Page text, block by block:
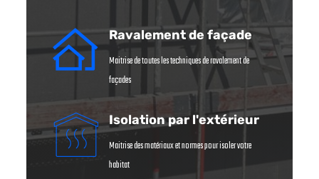
Ravalement de façade
Maitrise de toutes les techniques de ravalement de
façades
Isolation par l'extérieur
Maitrise des matériaux et normes pour isoler votre
habitat